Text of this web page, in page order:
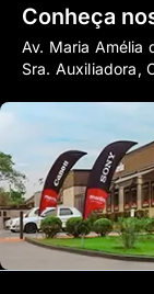
Conheça
Av. Maria Amélia
Sra. Auxiliadora,